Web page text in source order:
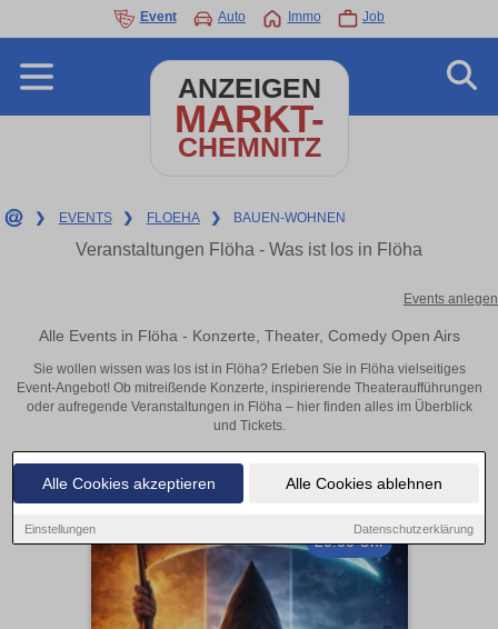
Alle Cookies akzeptieren Alle Cookies ablehnen
Einstellungen Datenschutzerklärung
Event Auto Immo Job
ANZEIGEN
MARKT-
CHEMNITZ
❯ EVENTS ❯ FLOEHA ❯ BAUEN-WOHNEN
Veranstaltungen Flöha - Was ist los in Flöha
Events anlegen
Alle Events in Flöha - Konzerte, Theater, Comedy Open Airs
Sie wollen wissen was los ist in Flöha? Erleben Sie in Flöha vielseitiges
Event-Angebot! Ob mitreißende Konzerte, inspirierende Theateraufführungen
oder aufregende Veranstaltungen in Flöha – hier finden alles im Überblick
und Tickets.
20:00 Uhr